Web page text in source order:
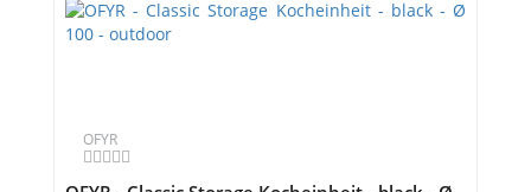
OFYR